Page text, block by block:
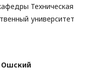
Техническая
университет
Ошский